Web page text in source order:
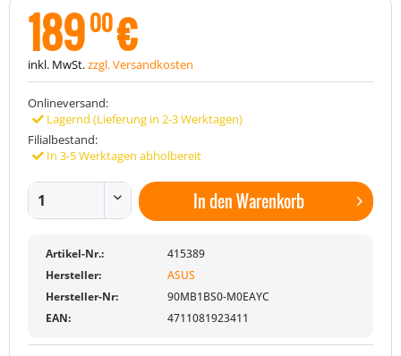
18900€
inkl. MwSt.zzgl. Versandkosten
Onlineversand:
Lagernd (Lieferung in 2-3 Werktagen)
Filialbestand:
In 3-5 Werktagen abholbereit
In denWarenkorb
Artikel-Nr.:
415389
Hersteller:
ASUS
Hersteller-Nr:
90MB1BS0-M0EAYC
EAN:
4711081923411